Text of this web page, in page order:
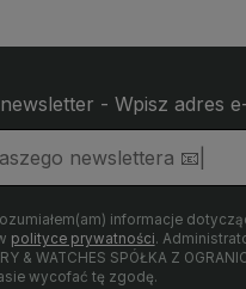
- Wpisz adres
informacje
polityce prywatności.
& WATCHES SPÓŁKA Z
wycofać tę zgodę.